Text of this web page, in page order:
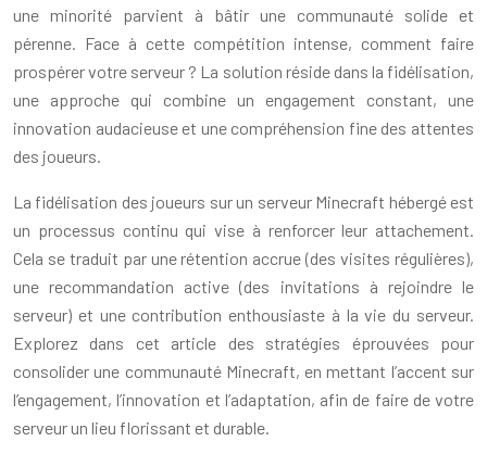
une minorité parvient à bâtir une communauté solide et
pérenne. Face à cette compétition intense, comment faire
prospérer votre serveur ? La solution réside dans la fidélisation,
une approche qui combine un engagement constant, une
innovation audacieuse et une compréhension fine des attentes
des joueurs.
La fidélisation des joueurs sur un serveur Minecraft hébergé est
un processus continu qui vise à renforcer leur attachement.
Cela se traduit par une rétention accrue (des visites régulières),
une recommandation active (des invitations à rejoindre le
serveur) et une contribution enthousiaste à la vie du serveur.
Explorez dans cet article des stratégies éprouvées pour
consolider une communauté Minecraft, en mettant l’accent sur
l’engagement, l’innovation et l’adaptation, afin de faire de votre
serveur un lieu florissant et durable.